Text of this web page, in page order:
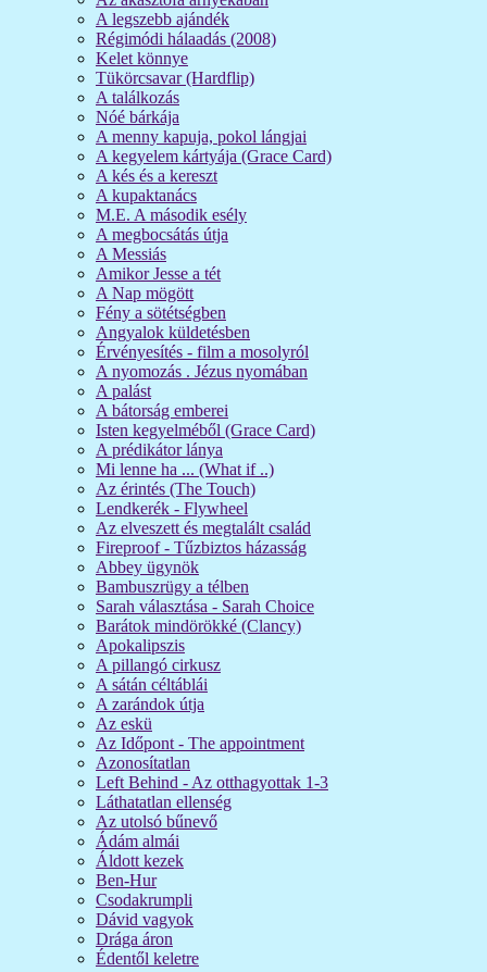
A legszebb ajándék
Régimódi hálaadás (2008)
Kelet könnye
Tükörcsavar (Hardflip)
A találkozás
Nóé bárkája
A menny kapuja, pokol lángjai
A kegyelem kártyája (Grace Card)
A kés és a kereszt
A kupaktanács
M.E. A második esély
A megbocsátás útja
A Messiás
Amikor Jesse a tét
A Nap mögött
Fény a sötétségben
Angyalok küldetésben
Érvényesítés - film a mosolyról
A nyomozás . Jézus nyomában
A palást
A bátorság emberei
Isten kegyelméből (Grace Card)
A prédikátor lánya
Mi lenne ha ... (What if ..)
Az érintés (The Touch)
Lendkerék - Flywheel
Az elveszett és megtalált család
Fireproof - Tűzbiztos házasság
Abbey ügynök
Bambuszrügy a télben
Sarah választása - Sarah Choice
Barátok mindörökké (Clancy)
Apokalipszis
A pillangó cirkusz
A sátán céltáblái
A zarándok útja
Az eskü
Az Időpont - The appointment
Azonosítatlan
Left Behind - Az otthagyottak 1-3
Láthatatlan ellenség
Az utolsó bűnevő
Ádám almái
Áldott kezek
Ben-Hur
Csodakrumpli
Dávid vagyok
Drága áron
Édentől keletre